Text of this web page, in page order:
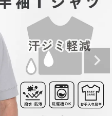
再入荷お知らせ
カートに入れる
カートに入れる